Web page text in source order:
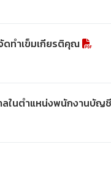
ดทำเข็มเกียรติคุณ
ในตำแหน่งพนักงานบัญ